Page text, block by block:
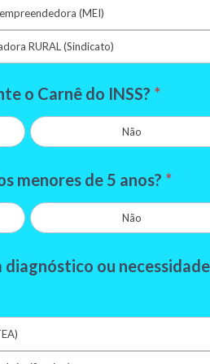
(MEI)
RURAL (Sindicato)
o Carnê do INSS? *
Não
menores de 5 anos? *
Não
diagnóstico ou necessidade